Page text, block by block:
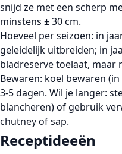
snijd ze met een scherp
minstens ± 30 cm.
Hoeveel per seizoen: in
geleidelijk uitbreiden; in
bladreserve toelaat, maar
Bewaren: koel bewaren
3-5 dagen. Wil je langer:
blancheren) of gebruik
chutney of sap.
Receptideeën